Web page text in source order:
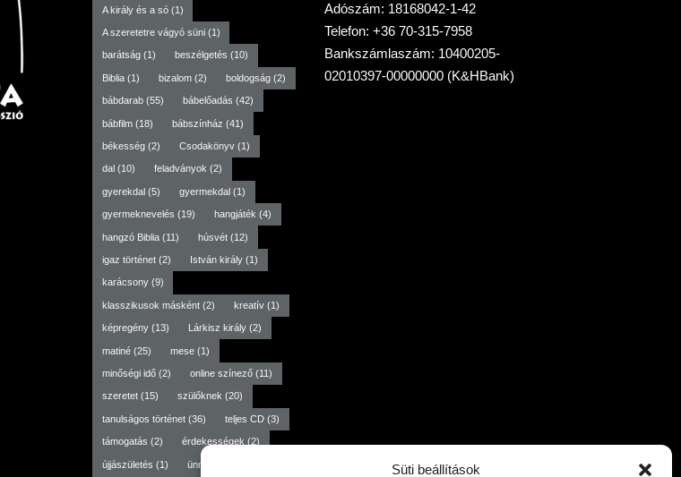
Süti beállítások
A király és a só(1)
A szeretetre vágyó süni(1)
barátság(1) beszélgetés (10)
Biblia(1) bizalom(2) boldogság (2)
bábdarab(55) bábelőadás (42)
bábfilm(18) bábszínház (41)
békesség(2) Csodakönyv(1)
dal (10) feladványok(2)
gyerekdal(5) gyermekdal(1)
gyermeknevelés (19) hangjáték (4)
hangzó Biblia(11) húsvét(12)
igaz történet(2) István király(1)
karácsony(9)
klasszikusok másként(2) kreatív(1)
képregény(13) Lárkisz király(2)
matiné(25) mese(1)
minőségi idő(2) online színező(11)
szeretet(15) szülőknek (20)
tanulságos történet(36) teljes CD(3)
támogatás (2) érdekességek (2)
újjászületés (1) ünneptől független
Adószám: 18168042-1-42
Telefon: +36 70-315-7958
Bankszámlaszám: 10400205-
02010397-00000000 (K&HBank)